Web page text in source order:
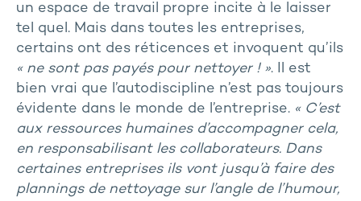
un espace de travail propre incite à le laisser
tel quel. Mais dans toutes les entreprises,
certains ont des réticences et invoquent qu’ils
« ne sont pas payés pour nettoyer ! ». Il est
bien vrai que l’autodiscipline n’est pas toujours
évidente dans le monde de l’entreprise. « C’est
aux ressources humaines d’accompagner cela,
en responsabilisant les collaborateurs. Dans
certaines entreprises ils vont jusqu’à faire des
plannings de nettoyage sur l’angle de l’humour,